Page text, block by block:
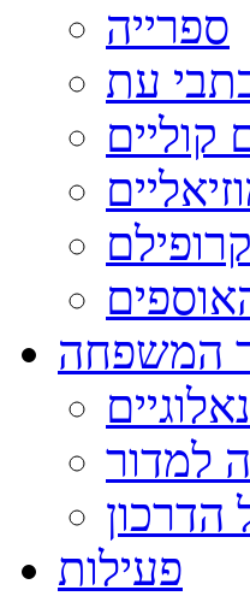
ספרייה
עת
קוליים
המשפחה
למדור
הדרכון
פעילות